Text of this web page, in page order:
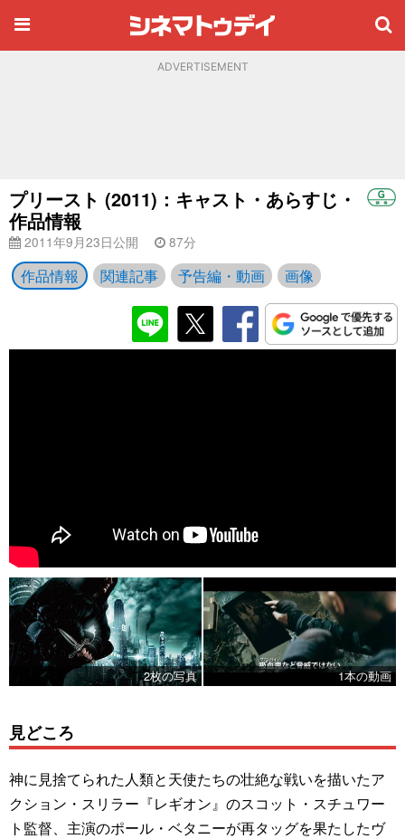
ADVERTISEMENT
プリースト (2011)：キャスト・あらすじ・
作品情報
2011年9月23日公開 87分
作品情報 関連記事 予告編・動画 画像
2枚の写真 1本の動画
見どころ
神に見捨てられた人類と天使たちの壮絶な戦いを描いたア
クション・スリラー『レギオン』のスコット・スチュワー
ト監督、主演のポール・ベタニーが再タッグを果たしたヴ